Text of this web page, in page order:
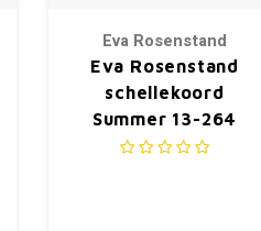
Eva Rosenstand
Eva Rosenstand
schellekoord
Summer 13-264